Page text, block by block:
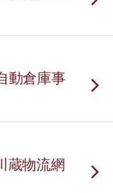
動倉庫事
蔵物流網